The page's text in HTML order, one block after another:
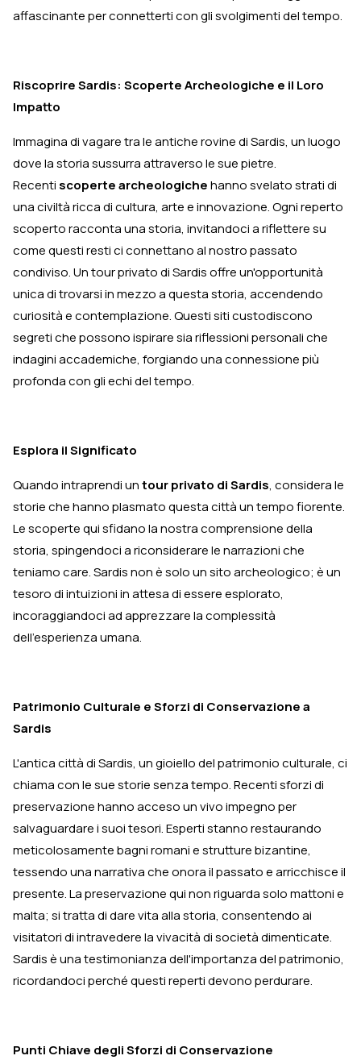
affascinante per connetterti con gli svolgimenti del tempo.
Riscoprire Sardis: Scoperte Archeologiche e il Loro
Impatto
Immagina di vagare tra le antiche rovine di Sardis, un luogo
dove la storia sussurra attraverso le sue pietre.
Recenti scoperte archeologichehanno svelato strati di
una civiltà ricca di cultura, arte e innovazione. Ogni reperto
scoperto racconta una storia, invitandoci a riflettere su
come questi resti ci connettano al nostro passato
condiviso. Un tour privato di Sardis offre un'opportunità
unica di trovarsi in mezzo a questa storia, accendendo
curiosità e contemplazione. Questi siti custodiscono
segreti che possono ispirare sia riflessioni personali che
indagini accademiche, forgiando una connessione più
profonda con gli echi del tempo.
Esplora il Significato
Quando intraprendi untour privato di Sardis, considera le
storie che hanno plasmato questa città un tempo fiorente.
Le scoperte qui sfidano la nostra comprensione della
storia, spingendoci a riconsiderare le narrazioni che
teniamo care. Sardis non è solo un sito archeologico; è un
tesoro di intuizioni in attesa di essere esplorato,
incoraggiandoci ad apprezzare la complessità
dell'esperienza umana.
Patrimonio Culturale e Sforzi di Conservazione a
Sardis
L'antica città di Sardis, un gioiello del patrimonio culturale, ci
chiama con le sue storie senza tempo. Recenti sforzi di
preservazione hanno acceso un vivo impegno per
salvaguardare i suoi tesori. Esperti stanno restaurando
meticolosamente bagni romani e strutture bizantine,
tessendo una narrativa che onora il passato e arricchisce il
presente. La preservazione qui non riguarda solo mattoni e
malta; si tratta di dare vita alla storia, consentendo ai
visitatori di intravedere la vivacità di società dimenticate.
Sardis è una testimonianza dell'importanza del patrimonio,
ricordandoci perché questi reperti devono perdurare.
Punti Chiave degli Sforzi di Conservazione